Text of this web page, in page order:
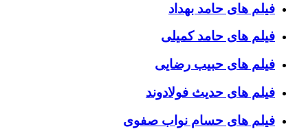
فیلم های حامد بهداد
فیلم های حامد کمیلی
فیلم های حبیب رضایی
فیلم های حدیث فولادوند
فیلم های حسام نواب صفوی